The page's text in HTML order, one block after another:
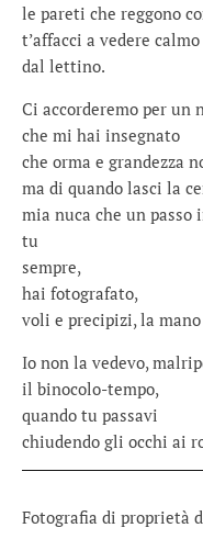
le pareti che reggono
t’affacci a vedere
dal lettino.
Ci accorderemo per un
che mi hai insegnato
che orma e grandezza
ma di quando lasci la
mia nuca che un passo
tu
sempre,
hai fotografato,
voli e precipizi, la
Io non la vedevo,
il binocolo-tempo,
quando tu passavi
chiudendo gli occhi ai
Fotografia di proprietà